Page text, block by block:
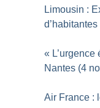
Limousin :
«
Nantes (4
Air France :